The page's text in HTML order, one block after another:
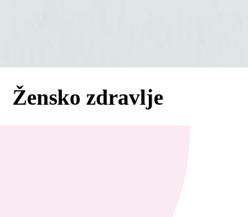
Žensko zdravlje